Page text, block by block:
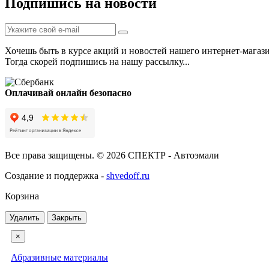
Хочешь быть в курсе акций и новостей нашего интернет-
Тогда скорей подпишись на нашу рассылку...
Оплачивай онлайн безопасно
Все права защищены. © 2026 СПЕКТР - Автоэмали
Создание и поддержка - shvedoff.ru
Корзина
Удалить Закрыть
×
Абразивные материалы